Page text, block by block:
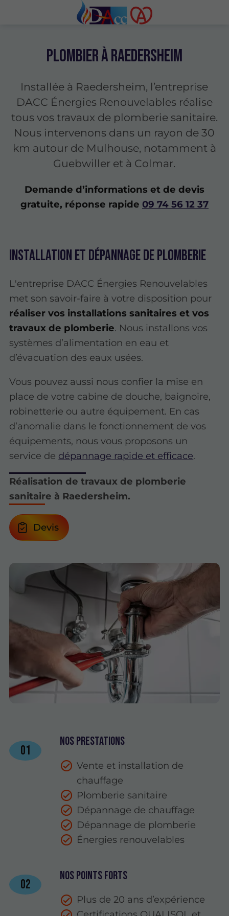
Plombier à Raedersheim
Installée à Raedersheim, l’entreprise
DACC Énergies Renouvelables réalise
tous vos travaux de plomberie sanitaire.
Nous intervenons dans un rayon de 30
km autour de Mulhouse, notamment à
Guebwiller et à Colmar.
Demande d’informations et de devis
gratuite, réponse rapide 09 74 56 12 37
Installation et dépannage de plomberie
L'entreprise DACC Énergies Renouvelables
met son savoir-faire à votre disposition pour
réaliser vos installations sanitaires et vos
travaux de plomberie. Nous installons vos
systèmes d’alimentation en eau et
d’évacuation des eaux usées.
Vous pouvez aussi nous confier la mise en
place de votre cabine de douche, baignoire,
robinetterie ou autre équipement. En cas
d’anomalie dans le fonctionnement de vos
équipements, nous vous proposons un
service de dépannage rapide et efficace.
Réalisation de travaux de plomberie
sanitaire à Raedersheim.
Devis
01
Nos prestations
Vente et installation de
chauffage
Plomberie sanitaire
Dépannage de chauffage
Dépannage de plomberie
Énergies renouvelables
02
Nos points forts
Plus de 20 ans d’expérience